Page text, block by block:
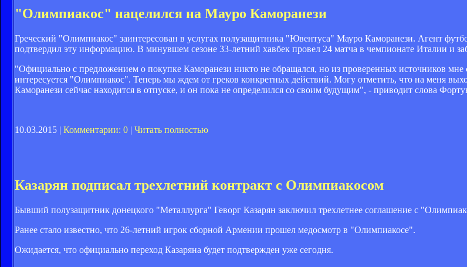
"Олимпиакос" нацелился на Мауро Каморанези
Греческий "Олимпиакос" заинтересован в услугах полузащитника "Ювентуса" Мауро Каморанези. Агент
подтвердил эту информацию. В минувшем сезоне 33-летний хавбек провел 24 матча в чемпионате Италии и
"Официально с предложением о покупке Каморанези никто не обращался, но из проверенных источников мне
интересуется "Олимпиакос". Теперь мы ждем от греков конкретных действий. Могу отметить, что на меня
Каморанези сейчас находится в отпуске, и он пока не определился со своим будущим", - приводит слова
10.03.2015 | Комментарии: 0 | Читать полностью
Казарян подписал трехлетний контракт с Олимпиакосом
Бывший полузащитник донецкого "Металлурга" Геворг Казарян заключил трехлетнее соглашение с
Ранее стало известно, что 26-летний игрок сборной Армении прошел медосмотр в "Олимпиакосе".
Ожидается, что официально переход Казаряна будет подтвержден уже сегодня.